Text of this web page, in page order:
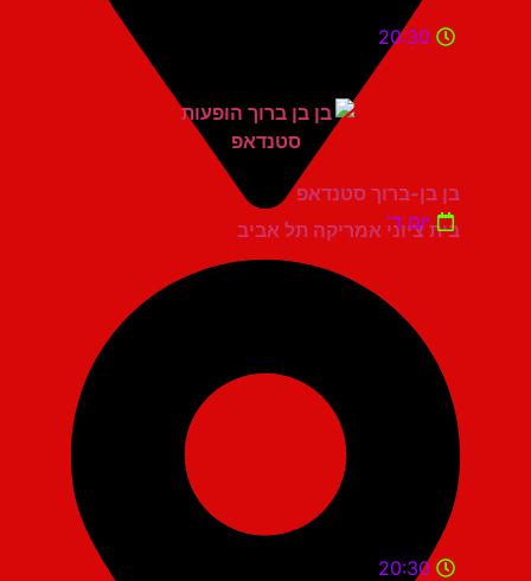
בית ציוני אמריקה תל אביב
20:30
בן בן-ברוך סטנדאפ
יום ד'
20:30